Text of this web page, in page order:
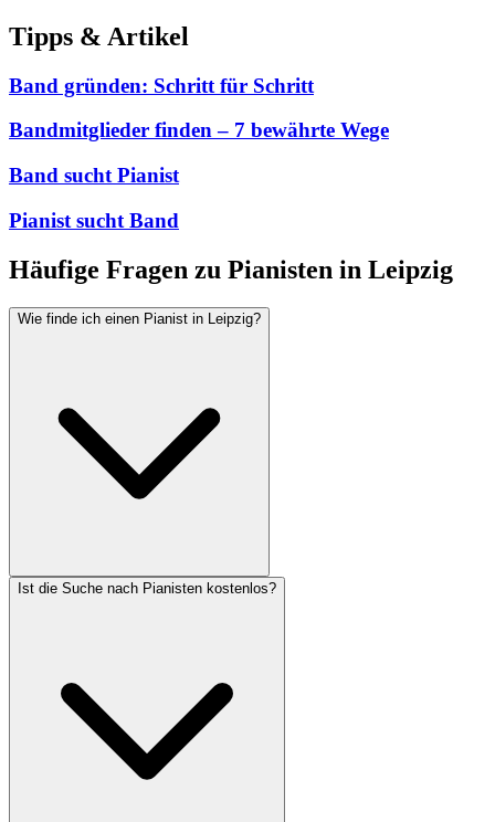
Tipps & Artikel
Band gründen: Schritt für Schritt
Bandmitglieder finden – 7 bewährte Wege
Band sucht Pianist
Pianist sucht Band
Häufige Fragen zu Pianisten in Leipzig
Wie finde ich einen Pianist in Leipzig?
Ist die Suche nach Pianisten kostenlos?